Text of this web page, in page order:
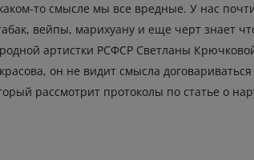
то смысле мы все вредные. У нас
вейпы, марихуану и еще черт знает
артистки РСФСР Светланы
он не видит смысла
рассмотрит протоколы по статье о